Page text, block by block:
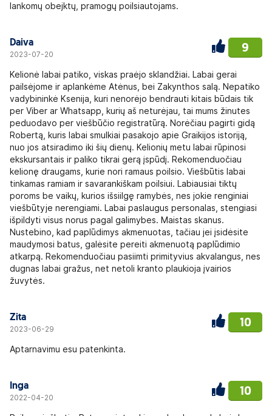
lankomų obejktų, pramogų poilsiautojams.
Daiva
2023-07-20 9
Kelionė labai patiko, viskas praėjo sklandžiai. Labai gerai
pailsėjome ir aplankėme Atėnus, bei Zakynthos salą. Nepatiko
vadybininkė Ksenija, kuri nenorėjo bendrauti kitais būdais tik
per Viber ar Whatsapp, kurių aš neturėjau, tai mums žinutes
peduodavo per viešbūčio registratūrą. Norėčiau pagirti gidą
Robertą, kuris labai smulkiai pasakojo apie Graikijos istoriją,
nuo jos atsiradimo iki šių dienų. Kelionių metu labai rūpinosi
ekskursantais ir paliko tikrai gerą įspūdį. Rekomenduočiau
kelionę draugams, kurie nori ramaus poilsio. Viešbūtis labai
tinkamas ramiam ir savarankiškam poilsiui. Labiausiai tiktų
poroms be vaikų, kurios išsiilgę ramybės, nes jokie renginiai
viešbūtyje nerengiami. Labai paslaugus personalas, stengiasi
išpildyti visus norus pagal galimybes. Maistas skanus.
Nustebino, kad paplūdimys akmenuotas, tačiau jei įsidėsite
maudymosi batus, galėsite pereiti akmenuotą paplūdimio
atkarpą. Rekomenduočiau pasiimti primityvius akvalangus, nes
dugnas labai gražus, net netoli kranto plaukioja įvairios
žuvytės.
Zita
2023-06-29 10
Aptarnavimu esu patenkinta.
Inga
2022-04-20 10